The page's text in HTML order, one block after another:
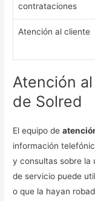
contrataciones
Atención al cliente
Atención
de Solred
El equipo de
información
y consultas sobre la
de servicio puede
o que la hayan